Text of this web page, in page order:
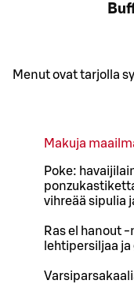
Menut ovat tarjolla
Makuja
Poke:
vihreää sipulia
Ras el hanout
lehtipersiljaa